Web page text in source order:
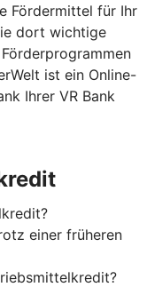
Fördermittel für Ihr
dort wichtige
ist ein Online-
Ihrer VR Bank
einer früheren